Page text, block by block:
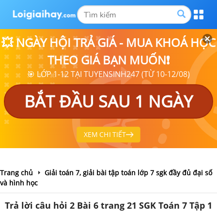
💥 NGÀY HỘI TRẢ GIÁ - MUA KHOÁ HỌC
THEO GIÁ BẠN MUỐN❗
🎯 LỚP 1-12 TẠI TUYENSINH247 (TỪ 10-12/08)
BẮT ĐẦU SAU 1 NGÀY
XEM CHI TIẾT
Trang chủ
Giải toán 7, giải bài tập toán lớp 7 sgk đầy đủ đại số
và hình học
Trả lời câu hỏi 2 Bài 6 trang 21 SGK Toán 7 Tập 1